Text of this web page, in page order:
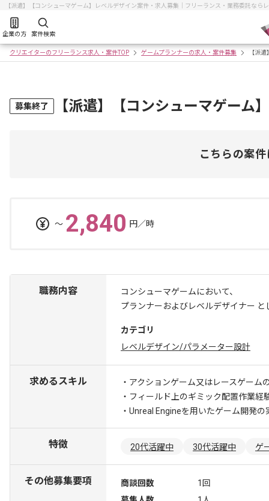
【派遣】【コンシューマゲーム】レベルデザイン案件・求人募集｜フリーランス・業務委託なら
企業の方 案件検索
クリエイターのフリーランス求人・案件TOP ゲームプランナーの求人・案件募集 【派
募集終了 【派遣】【コンシューマゲーム
こちらの案
〜 2,840 円／時
職務内容
コンシューマゲームにおいて、
プランナーおよびレベルデザイナー
カテゴリ
レベルデザイン/パラメーター設計
求めるスキル
・アクションゲーム又はレースゲーム
・フィールド上のギミック配置作業経
・Unreal Engineを用いたゲーム開発の
特徴 20代活躍中 30代活躍中 ゲ
その他募集要項 商談回数
1回